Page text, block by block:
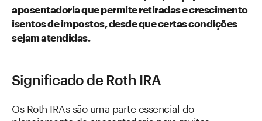
aposentadoria que permite retiradas e crescimento
isentos de impostos, desde que certas condições
sejam atendidas.
Significado de Roth IRA
Os Roth IRAs são uma parte essencial do